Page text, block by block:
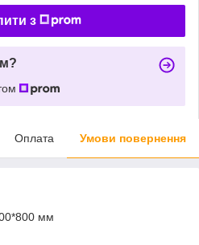
з
Оплата Умови повернення
мм